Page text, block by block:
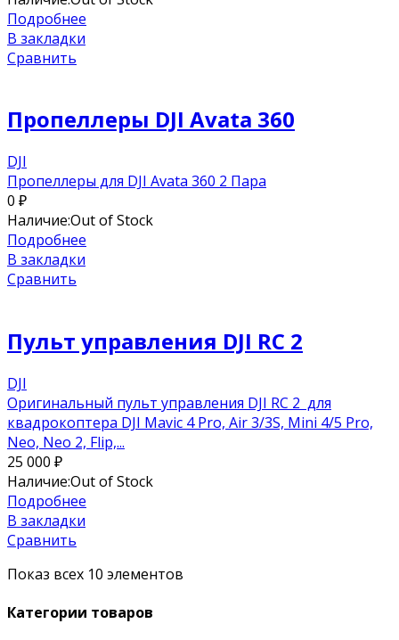
Подробнее
В закладки
Сравнить
Пропеллеры DJI Avata 360
DJI
Пропеллеры для DJI Avata 360 2 Пара
0 ₽
Наличие:Out of Stock
Подробнее
В закладки
Сравнить
Пульт управления DJI RC 2
DJI
Оригинальный пульт управления DJI RC 2 для
квадрокоптера DJI Mavic 4 Pro, Air 3/3S, Mini 4/5 Pro,
Neo, Neo 2, Flip,...
25 000 ₽
Наличие:Out of Stock
Подробнее
В закладки
Сравнить
Показ всех 10 элементов
Категории товаров